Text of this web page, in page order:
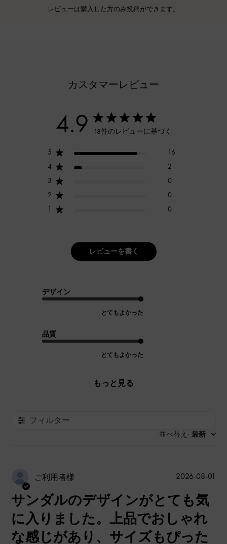
レビューは購入した方のみ投稿ができます。
カスタマーレビュー
4.9 18件のレビューに基づく
5
16
4
2
3
0
2
0
1
0
レビューを書く
デザイン
とてもよかった
品質
とてもよかった
もっと見る
フィルター
並べ替え : 最新
ご利用者様
サンダルのデザインがとても気
に入りました。上品でおしゃれ
な感じがあり、サイズもぴった
2026-08-01